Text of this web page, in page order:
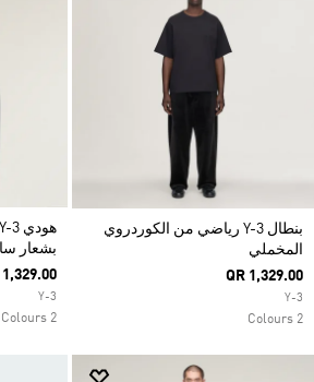
بنطال Y-3 رياضي من الكوردروي
المخملي
QR 1,329.00
Y-3
2 Colours
بشعار
1,329.00
Y-3
2 Colours